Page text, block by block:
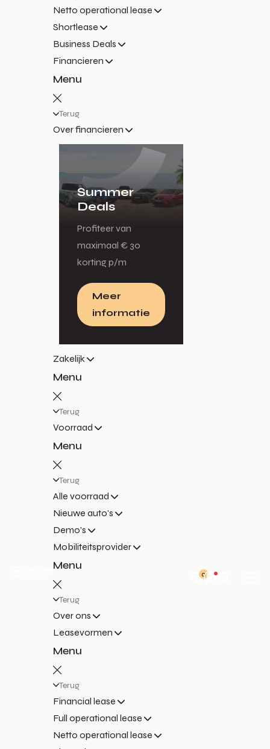
Netto operational lease
Shortlease
Business Deals
Financieren
Menu
Terug
Over financieren
Summer
Deals
Profiteer van
maximaal € 30
korting p/m
Meer
informatie
Zakelijk
Menu
Terug
Voorraad
Menu
Terug
Alle voorraad
Nieuwe auto's
Demo's
Mobiliteitsprovider
Menu
Terug
Over ons
Leasevormen
Menu
Terug
Financial lease
Full operational lease
Netto operational lease
0